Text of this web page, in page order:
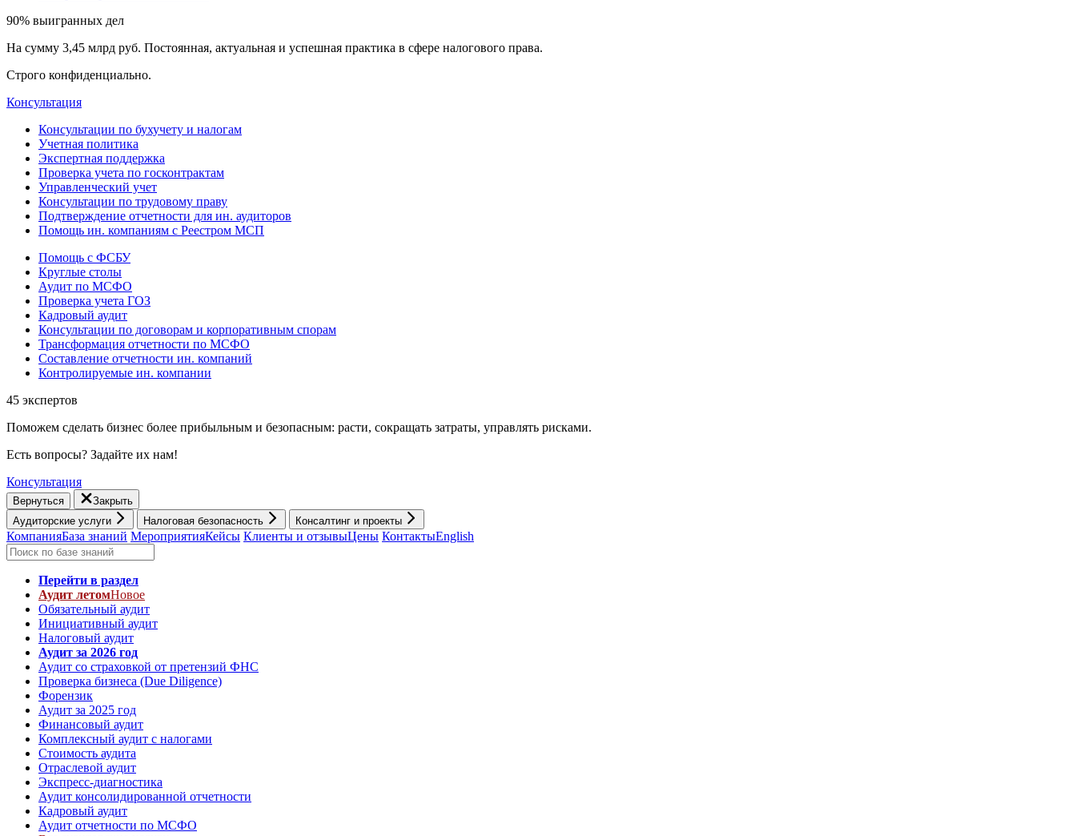
90% выигранных дел
На сумму 3,45 млрд руб. Постоянная, актуальная и успешная практика в сфере налогового права.
Строго конфиденциально.
Консультация
Консультации по бухучету и налогам
Учетная политика
Экспертная поддержка
Проверка учета по госконтрактам
Управленческий учет
Консультации по трудовому праву
Подтверждение отчетности для ин. аудиторов
Помощь ин. компаниям с Реестром МСП
Помощь с ФСБУ
Круглые столы
Аудит по МСФО
Проверка учета ГОЗ
Кадровый аудит
Консультации по договорам и корпоративным спорам
Трансформация отчетности по МСФО
Составление отчетности ин. компаний
Контролируемые ин. компании
45 экспертов
Поможем сделать бизнес более прибыльным и безопасным: расти, cокращать затраты, управлять рисками.
Есть вопросы? Задайте их нам!
Консультация
Вернуться
Закрыть
Аудиторские услуги
Налоговая безопасность Консалтинг и проекты
КомпанияБаза знаний МероприятияКейсы Клиенты и отзывыЦены КонтактыEnglish
Перейти в раздел
Аудит летомНовое
Обязательный аудит
Инициативный аудит
Налоговый аудит
Аудит за 2026 год
Аудит со страховкой от претензий ФНС
Проверка бизнеса (Due Diligence)
Форензик
Аудит за 2025 год
Финансовый аудит
Комплексный аудит с налогами
Стоимость аудита
Отраслевой аудит
Экспресс-диагностика
Аудит консолидированной отчетности
Кадровый аудит
Аудит отчетности по МСФО